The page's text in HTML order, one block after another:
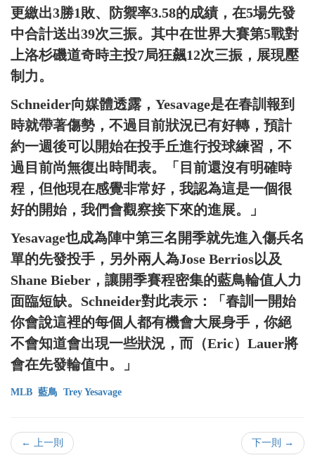
更繳出3勝1敗、防禦率3.58的成績，在5場先發
中合計送出39次三振。其中在世界大賽第5戰對
上洛杉磯道奇時主投7局狂飆12次三振，展現壓
制力。
Schneider向媒體透露，Yesavage是在春訓報到
時就帶著傷勢，不過目前狀況已有好轉，預計
約一週後可以開始在投手丘進行投球練習，不
過目前尚無復出時間表。「目前還沒有明確時
程，但他現在感覺非常好，我認為這是一個很
好的開始，我們會觀察接下來的進展。」
Yesavage也成為陣中第三名開季就先進入傷兵名
單的先發投手，另外兩人為Jose Berrios以及
Shane Bieber，讓開季賽程密集的藍鳥輪值人力
面臨短缺。Schneider對此表示：「春訓一開始
你會說這裡的每個人都有機會大展身手，你絕
不會知道會出現一些狀況，而（Eric）Lauer將
會在先發輪值中。」
MLB 藍鳥 Trey Yesavage
← 上一則 下一則 →